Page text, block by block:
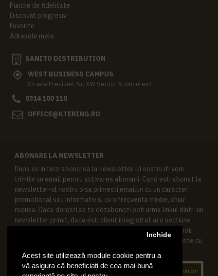
Acest site utilizează module cookie pentru a
vă asigura că beneficiați de cea mai bună
Inchide
Puncte de fidelitate
Discount progresiv
Favorite
Adresele mele
SANITO DISTRIBUTION
WEST BUSINESS CAMPUS
Strada Preciziei, Nr, 3W Sector 6, Bucuresti
0314 100 110
OFFICE@KTERING.RO
ABONARE LA NEWSLETTER
Dupa ce initiezi abonarea la newsletter-ul nostru iti vom
trimite un email pentru activarea abonarii. Cand esti abonat la
newsletter-ul nostru o sa primesti emailuri cu un caracter
promotional sau informativ si cu o frecventa medie, chiar
redusa. Daca doresti sa te dezabonezi poti urma linkul dintr-un
newsletter primit, daca esti client inregistrat ai o sectiune
speciala in contul tau in acest scop, si de asemenea ne poti
contacta oricand pe email pentru orice intrebari sau cerinte cu
Abonare